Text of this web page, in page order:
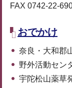
FAX 0742-22-
おでかけ
奈良・大和郡
野外活動セン
宇陀松山薬草